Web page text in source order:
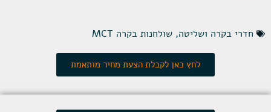
חדרי בקרה ושליטה, שולחנות בקרה MCT
לחץ כאן לקבלת הצעת מחיר מותאמת